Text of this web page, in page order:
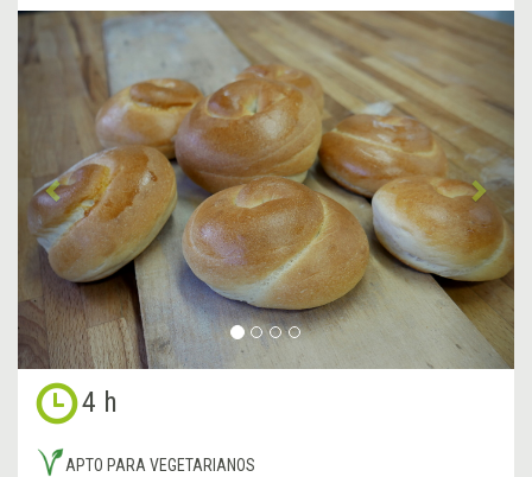
&lsaquo;
Anterior
4 h
APTO PARA VEGETARIANOS